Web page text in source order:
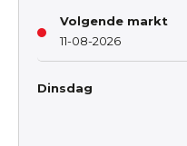
Volgende markt
11-08-2026
Dinsdag